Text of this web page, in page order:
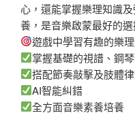
心，還能掌握樂理知識
養，是音樂啟蒙最好的選
遊戲中學習有趣的樂
掌握基礎的視譜、鋼
搭配節奏敲擊及肢體
AI智能糾錯
全方面音樂素養培養